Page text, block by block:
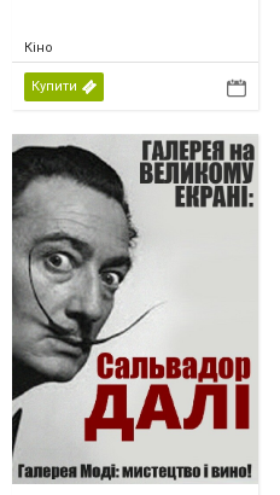
Кіно
Купити